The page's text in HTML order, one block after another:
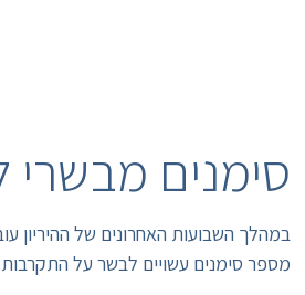
סימנים מבשרי
במהלך השבועות האחרונים של ההיריון
מספר סימנים עשויים לבשר על